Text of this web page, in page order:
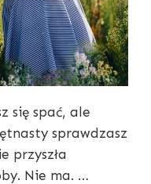
się spać, ale
sprawdzasz
przyszła
Nie ma. …